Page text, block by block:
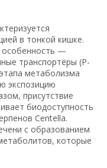
в тонкой кишке.
особенность —
транспортёры (P-
метаболизма
экспозицию
присутствие
биодоступность
Centella.
с образованием
которые